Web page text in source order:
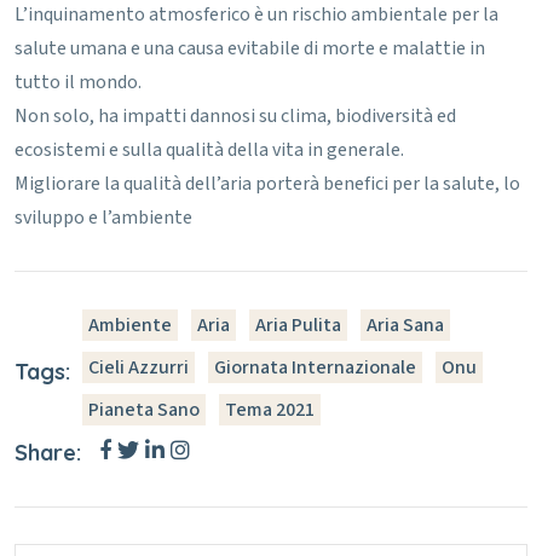
L’inquinamento atmosferico è un rischio ambientale per la
salute umana e una causa evitabile di morte e malattie in
tutto il mondo.
Non solo, ha impatti dannosi su clima, biodiversità ed
ecosistemi e sulla qualità della vita in generale.
Migliorare la qualità dell’aria porterà benefici per la salute, lo
sviluppo e l’ambiente
Tags:
Ambiente Aria Aria Pulita
Aria Sana
Cieli Azzurri
Giornata Internazionale
Onu
Pianeta Sano
Tema 2021
Share: